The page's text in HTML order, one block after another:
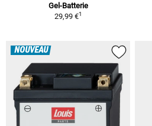
Gel-Batterie
29,99 €1
NOUVEAU